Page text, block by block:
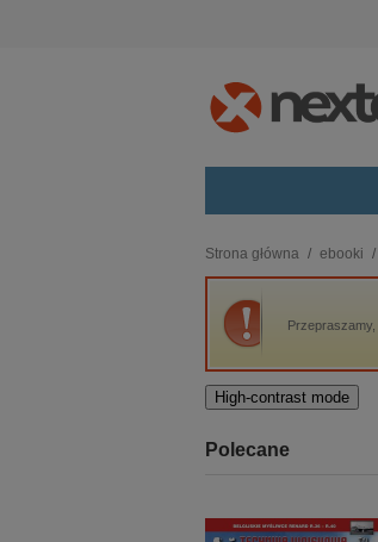
budownictwo,
biznesowe,
darmowe wydania
edukacja
kobiece, lifestyle,
Strona główna ebooki
High-contrast mode
Polecane